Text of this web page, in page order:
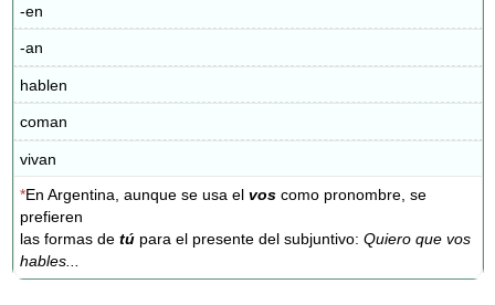
-en
-an
hablen
coman
vivan
*En Argentina, aunque se usa elvos como pronombre, se
prefieren
las formas detú para el presente del subjuntivo:Quiero que vos
hables...